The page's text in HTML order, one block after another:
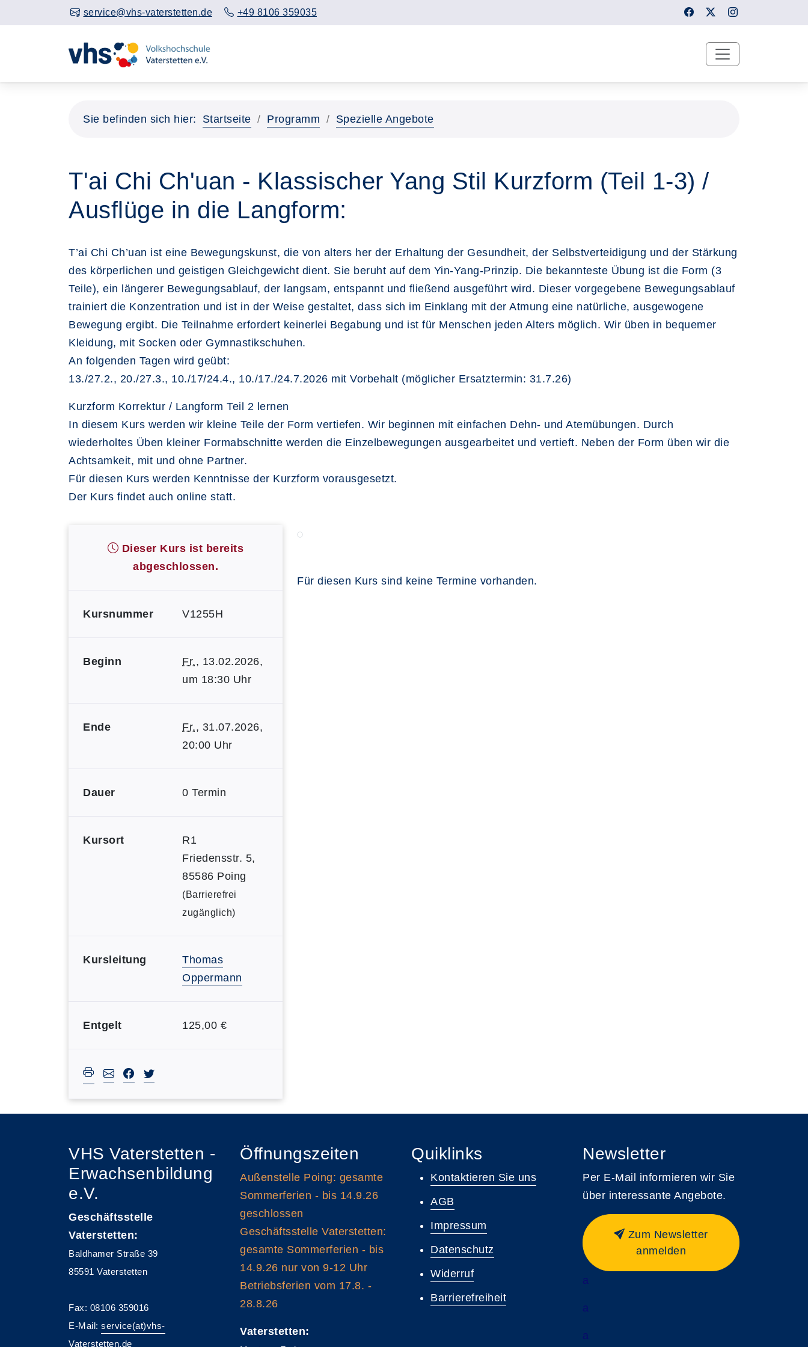
service@vhs-vaterstetten.de +49 8106 359035
Sie befinden sich hier: Startseite Programm Spezielle Angebote
T'ai Chi Ch'uan - Klassischer Yang Stil Kurzform (Teil 1-3) /
Ausflüge in die Langform:
T’ai Chi Ch’uan ist eine Bewegungskunst, die von alters her der Erhaltung der Gesundheit, der Selbstverteidigung und der Stärkung
des körperlichen und geistigen Gleichgewicht dient. Sie beruht auf dem Yin-Yang-Prinzip. Die bekannteste Übung ist die Form (3
Teile), ein längerer Bewegungsablauf, der langsam, entspannt und fließend ausgeführt wird. Dieser vorgegebene Bewegungsablauf
trainiert die Konzentration und ist in der Weise gestaltet, dass sich im Einklang mit der Atmung eine natürliche, ausgewogene
Bewegung ergibt. Die Teilnahme erfordert keinerlei Begabung und ist für Menschen jeden Alters möglich. Wir üben in bequemer
Kleidung, mit Socken oder Gymnastikschuhen.
An folgenden Tagen wird geübt:
13./27.2., 20./27.3., 10./17/24.4., 10./17./24.7.2026 mit Vorbehalt (möglicher Ersatztermin: 31.7.26)
Kurzform Korrektur / Langform Teil 2 lernen
In diesem Kurs werden wir kleine Teile der Form vertiefen. Wir beginnen mit einfachen Dehn- und Atemübungen. Durch
wiederholtes Üben kleiner Formabschnitte werden die Einzelbewegungen ausgearbeitet und vertieft. Neben der Form üben wir die
Achtsamkeit, mit und ohne Partner.
Für diesen Kurs werden Kenntnisse der Kurzform vorausgesetzt.
Der Kurs findet auch online statt.
Dieser Kurs ist bereits
abgeschlossen.
Kursnummer V1255H
Beginn Fr., 13.02.2026,
um 18:30 Uhr
Ende Fr., 31.07.2026,
20:00 Uhr
Dauer 0 Termin
Kursort
R1
Friedensstr. 5,
85586 Poing
(Barrierefrei
zugänglich)
Kursleitung
Thomas
Oppermann
Entgelt 125,00 €
Für diesen Kurs sind keine Termine vorhanden.
VHS Vaterstetten -
Erwachsenbildung
e.V.
Geschäftsstelle
Vaterstetten:
Baldhamer Straße 39
85591 Vaterstetten
Fax: 08106 359016
E-Mail: service(at)vhs-
Vaterstetten.de
Öffnungszeiten
Außenstelle Poing: gesamte
Sommerferien - bis 14.9.26
geschlossen
Geschäftsstelle Vaterstetten:
gesamte Sommerferien - bis
14.9.26 nur von 9-12 Uhr
Betriebsferien vom 17.8. -
28.8.26
Vaterstetten:
Quiklinks
Kontaktieren Sie uns
AGB
Impressum
Datenschutz
Widerruf
Barrierefreiheit
Newsletter
Per E-Mail informieren wir Sie
über interessante Angebote.
Zum Newsletter
anmelden
a
a
a